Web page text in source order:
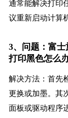
通常能解决打印
议重新启动计算
3、问题：富
打印黑色怎么
解决方法：首先
更换或加墨。其
面板或驱动程序